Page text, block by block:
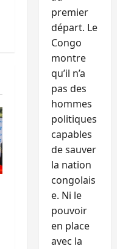
premier
départ. Le
Congo
montre
qu’il n’a
pas des
hommes
politiques
capables
de sauver
la nation
congolais
e. Ni le
pouvoir
en place
avec la